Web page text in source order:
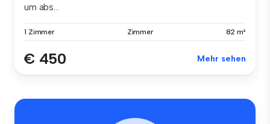
um abs...
1 Zimmer Zimmer 82 m²
€ 450 Mehr sehen